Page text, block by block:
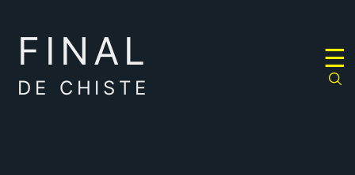
FINAL
DE CHISTE
☰